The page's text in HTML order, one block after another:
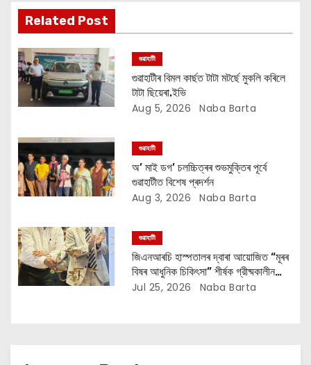
g
a
t
i
o
n
Related Post
গুৱাহাটী
গুৱাহাটীৰ বিমল কাৰ্ছত টাটা মটৰ্ছে মুকলি কৰিলে
টাটা ছিয়েৰা.ইভি
Aug 5, 2026 Naba Barta
গুৱাহাটী
অ’ মাই ডগ’ চলচ্চিত্ৰৰ শুভমুক্তিৰ পূৰ্বে
গুৱাহাটীত বিশেষ প্ৰদৰ্শন
Aug 3, 2026 Naba Barta
গুৱাহাটী
জিএনআৰচি হাস্পতালৰ দ্বাৰা আয়োজিত “মূৰৰ
বিষৰ আধুনিক চিকিৎসা” শীর্ষক গ্রীষ্মকালীন
বৈজ্ঞানিক অবিৰত চিকিৎসা শিক্ষা অনুষ্ঠানৰ সফল
Jul 25, 2026 Naba Barta